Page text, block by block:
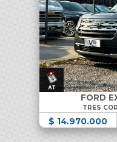
FORD
TRES
$ 14.970.000